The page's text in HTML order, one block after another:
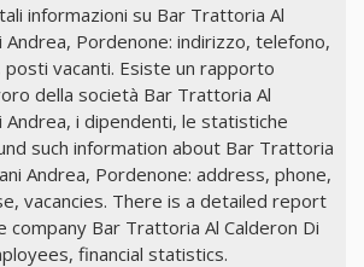
informazioni su Bar Trattoria Al
Andrea, Pordenone: indirizzo, telefono,
vacanti. Esiste un rapporto
della società Bar Trattoria Al
Andrea, i dipendenti, le statistiche
such information about Bar Trattoria
Andrea, Pordenone: address, phone,
vacancies. There is a detailed report
company Bar Trattoria Al Calderon Di
financial statistics.